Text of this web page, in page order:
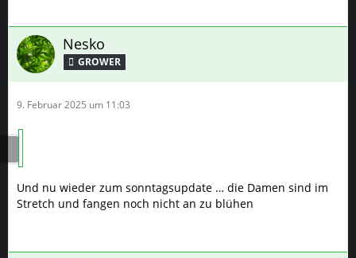
Nesko
GROWER
9. Februar 2025 um 11:03
Und nu wieder zum sonntagsupdate … die Damen sind im
Stretch und fangen noch nicht an zu blühen